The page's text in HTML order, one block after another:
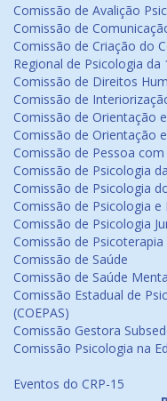
Comissão de Avalição
Comissão de
Comissão de Criação do
Regional de Psicologia da
Comissão de Direitos
Comissão de
Comissão de Orientação
Comissão de Orientação
Comissão de Pessoa
Comissão de Psicologia
Comissão de Psicologia
Comissão de Psicologia e
Comissão de Psicologia
Comissão de Psicoterapia
Comissão de Saúde
Comissão de Saúde
Comissão Estadual de
(COEPAS)
Comissão Gestora
Comissão Psicologia na
Eventos do CRP-15